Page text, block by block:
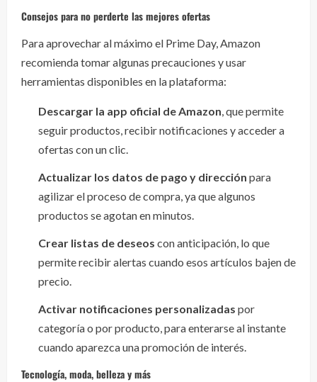
Consejos para no perderte las mejores ofertas
Para aprovechar al máximo el Prime Day, Amazon
recomienda tomar algunas precauciones y usar
herramientas disponibles en la plataforma:
Descargar la app oficial de Amazon , que permite
seguir productos, recibir notificaciones y acceder a
ofertas con un clic.
Actualizar los datos de pago y dirección para
agilizar el proceso de compra, ya que algunos
productos se agotan en minutos.
Crear listas de deseos con anticipación, lo que
permite recibir alertas cuando esos artículos bajen de
precio.
Activar notificaciones personalizadas por
categoría o por producto, para enterarse al instante
cuando aparezca una promoción de interés.
Tecnología, moda, belleza y más